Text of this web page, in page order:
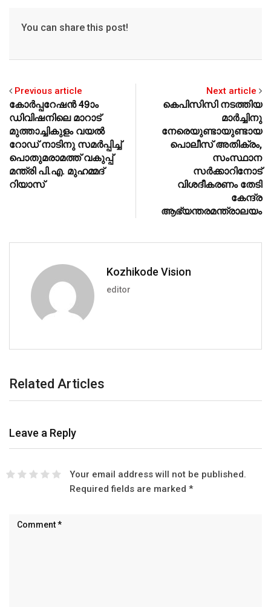
p o
You can share this post!
Previous article
കോര്‍പ്പറേഷന്‍ 49ാം
ഡിവിഷനിലെ മാറാട്
മുത്താച്ചികുളം വയല്‍
റോഡ് നാടിനു സമര്‍പ്പിച്ച്
പൊതുമരാമത്ത് വകുപ്പ്
മന്ത്രി പി.എ. മുഹമ്മദ്
റിയാസ്
Next article
കെപിസിസി നടത്തിയ
മാര്‍ച്ചിനു
നേരെയുണ്ടായുണ്ടായ
പൊലീസ് അതിക്രം,
സംസ്ഥാന
സര്‍ക്കാറിനോട്
വിശദീകരണം തേടി
കേന്ദ്ര
ആഭ്യന്തരമന്ത്രാലയം
Kozhikode Vision
editor
Related Articles
Leave a Reply
Your email address will not be published.
Required fields are marked *